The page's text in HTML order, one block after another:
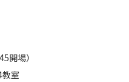
開場）
室